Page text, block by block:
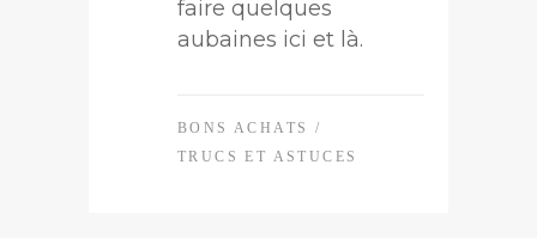
faire quelques
aubaines ici et là.
BONS ACHATS
/
TRUCS ET ASTUCES